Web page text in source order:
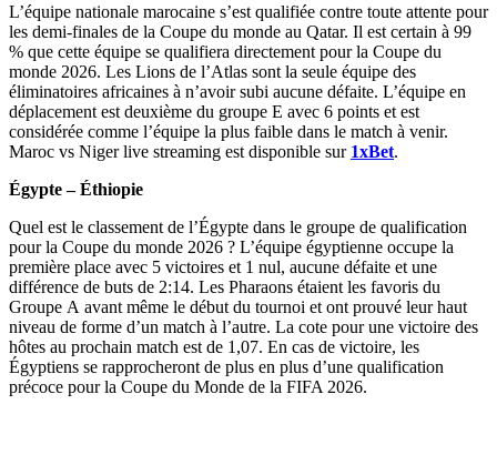
L’équipe nationale marocaine s’est qualifiée contre toute attente pour
les demi-finales de la Coupe du monde au Qatar. Il est certain à 99
% que cette équipe se qualifiera directement pour la Coupe du
monde 2026. Les Lions de l’Atlas sont la seule équipe des
éliminatoires africaines à n’avoir subi aucune défaite. L’équipe en
déplacement est deuxième du groupe E avec 6 points et est
considérée comme l’équipe la plus faible dans le match à venir.
Maroc vs Niger live streaming est disponible sur 1xBet.
Égypte – Éthiopie
Quel est le classement de l’Égypte dans le groupe de qualification
pour la Coupe du monde 2026 ? L’équipe égyptienne occupe la
première place avec 5 victoires et 1 nul, aucune défaite et une
différence de buts de 2:14. Les Pharaons étaient les favoris du
Groupe А avant même le début du tournoi et ont prouvé leur haut
niveau de forme d’un match à l’autre. La cote pour une victoire des
hôtes au prochain match est de 1,07. En cas de victoire, les
Égyptiens se rapprocheront de plus en plus d’une qualification
précoce pour la Coupe du Monde de la FIFA 2026.